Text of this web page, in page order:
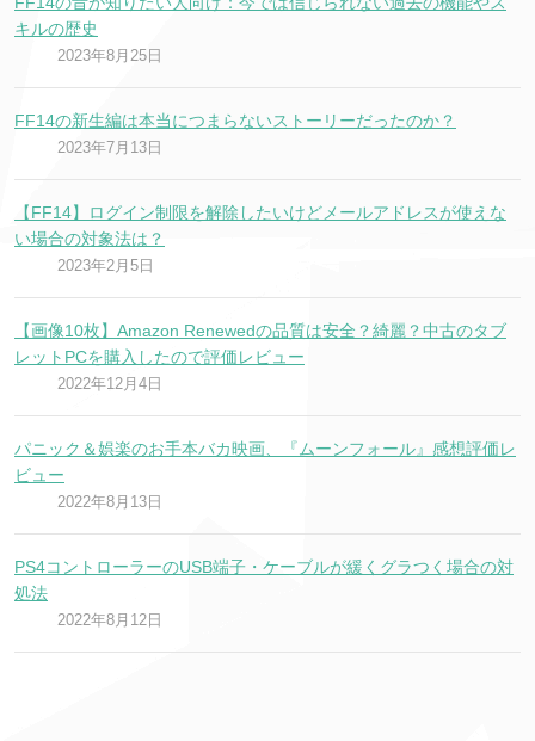
キルの歴史
2023年8月25日
FF14の新生編は本当につまらないストーリーだったのか？
2023年7月13日
【FF14】ログイン制限を解除したいけどメールアドレスが使えな
い場合の対象法は？
2023年2月5日
【画像10枚】Amazon Renewedの品質は安全？綺麗？中古のタブ
レットPCを購入したので評価レビュー
2022年12月4日
パニック＆娯楽のお手本バカ映画、『ムーンフォール』感想評価レ
ビュー
2022年8月13日
PS4コントローラーのUSB端子・ケーブルが緩くグラつく場合の対
処法
2022年8月12日